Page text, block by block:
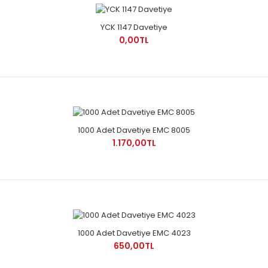
YCK 1147 Davetiye
0,00TL
1000 Adet Davetiye EMC 8005
1.170,00TL
1000 Adet Davetiye EMC 4023
650,00TL